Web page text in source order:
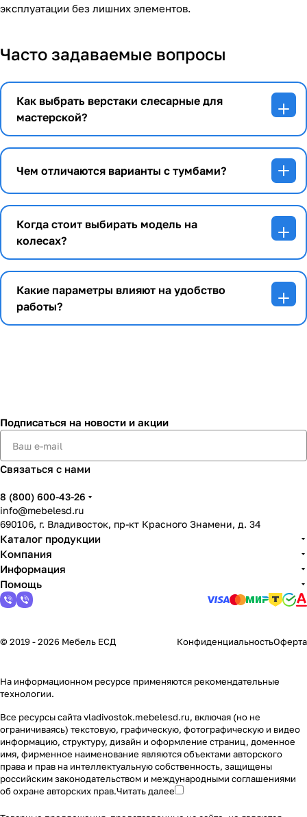
эксплуатации без лишних элементов.
Часто задаваемые вопросы
Как выбрать верстаки слесарные для
мастерской?
Чем отличаются варианты с тумбами?
Когда стоит выбирать модель на
колесах?
Какие параметры влияют на удобство
работы?
Подписаться на новости и акции
Связаться с нами
8 (800) 600-43-26
info@mebelesd.ru
690106, г. Владивосток, пр-кт Красного Знамени, д. 34
Каталог продукции
Компания
Информация
Помощь
© 2019 - 2026 Мебель ЕСД КонфиденциальностьОферта
На информационном ресурсе применяются рекомендательные
технологии.
Все ресурсы сайта vladivostok.mebelesd.ru, включая (но не
ограничиваясь) текстовую, графическую, фотографическую и видео
информацию, структуру, дизайн и оформление страниц, доменное
имя, фирменное наименование являются объектами авторского
права и прав на интеллектуальную собственность, защищены
российским законодательством и международными соглашениями
об охране авторских прав.Читать далее